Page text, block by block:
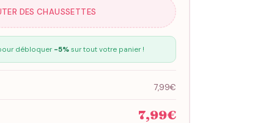
DES CHAUSSETTES
débloquer -5%sur tout votre panier !
7,99€
7,99€